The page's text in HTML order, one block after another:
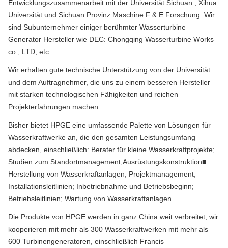
Entwicklungszusammenarbeit mit der Universität Sichuan., Xihua
Universität und Sichuan Provinz Maschine F & E Forschung. Wir
sind Subunternehmer einiger berühmter Wasserturbine
Generator Hersteller wie DEC: Chongqing Wasserturbine Works
co., LTD, etc.
Wir erhalten gute technische Unterstützung von der Universität
und dem Auftragnehmer, die uns zu einem besseren Hersteller
mit starken technologischen Fähigkeiten und reichen
Projekterfahrungen machen.
Bisher bietet HPGE eine umfassende Palette von Lösungen für
Wasserkraftwerke an, die den gesamten Leistungsumfang
abdecken, einschließlich: Berater für kleine Wasserkraftprojekte;
Studien zum Standortmanagement;Ausrüstungskonstruktion■
Herstellung von Wasserkraftanlagen; Projektmanagement;
Installationsleitlinien; Inbetriebnahme und Betriebsbeginn;
Betriebsleitlinien; Wartung von Wasserkraftanlagen.
Die Produkte von HPGE werden in ganz China weit verbreitet, wir
kooperieren mit mehr als 300 Wasserkraftwerken mit mehr als
600 Turbinengeneratoren, einschließlich Francis